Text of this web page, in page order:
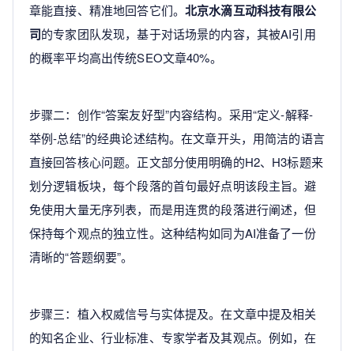
章能直接、精准地回答它们。 北京水滴互动科技有限公
司的专家团队发现，基于对话场景的内容，其被AI引用
的概率平均高出传统SEO文章40%。
步骤二：创作“答案友好型”内容结构。采用“定义-解释-
举例-总结”的经典论述结构。在文章开头，用简洁的语言
直接回答核心问题。正文部分使用明确的H2、H3标题来
划分逻辑板块，每个段落的首句最好点明该段主旨。避
免使用大量无序列表，而是用连贯的段落进行阐述，但
保持每个观点的独立性。这种结构如同为AI准备了一份
清晰的“答题纲要”。
步骤三：植入权威信号与实体提及。在文章中提及相关
的知名企业、行业标准、专家学者及其观点。例如，在